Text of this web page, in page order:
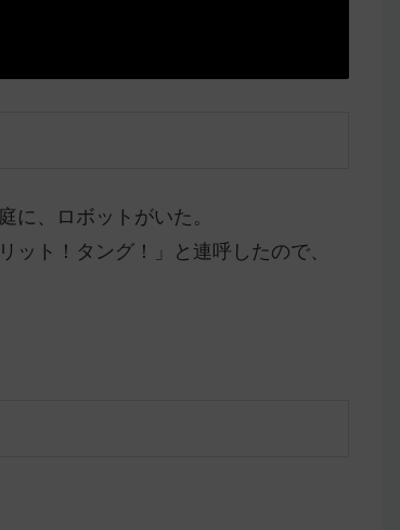
に、ロボットがいた。
ト！タング！」と連呼したので、